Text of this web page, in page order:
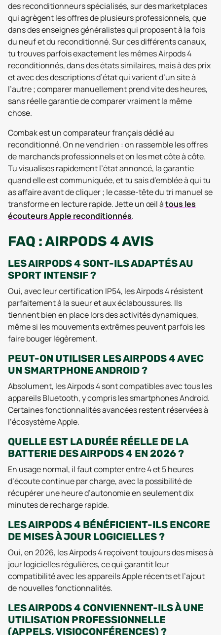
des reconditionneurs spécialisés, sur des marketplaces
qui agrègent les offres de plusieurs professionnels, que
dans des enseignes généralistes qui proposent à la fois
du neuf et du reconditionné. Sur ces différents canaux,
tu trouves parfois exactement les mêmes Airpods 4
reconditionnés, dans des états similaires, mais à des prix
et avec des descriptions d’état qui varient d’un site à
l’autre ; comparer manuellement prend vite des heures,
sans réelle garantie de comparer vraiment la même
chose.
Combak est un comparateur français dédié au
reconditionné. On ne vend rien : on rassemble les offres
de marchands professionnels et on les met côte à côte.
Tu visualises rapidement l’état annoncé, la garantie
quand elle est communiquée, et tu sais d’emblée à qui tu
as affaire avant de cliquer ; le casse-tête du tri manuel se
transforme en lecture rapide. Jette un œil àtous les
écouteurs Apple reconditionnés.
FAQ : AIRPODS 4 AVIS
LES AIRPODS 4 SONT-ILS ADAPTÉS AU
SPORT INTENSIF ?
Oui, avec leur certification IP54, les Airpods 4 résistent
parfaitement à la sueur et aux éclaboussures. Ils
tiennent bien en place lors des activités dynamiques,
même si les mouvements extrêmes peuvent parfois les
faire bouger légèrement.
PEUT-ON UTILISER LES AIRPODS 4 AVEC
UN SMARTPHONE ANDROID ?
Absolument, les Airpods 4 sont compatibles avec tous les
appareils Bluetooth, y compris les smartphones Android.
Certaines fonctionnalités avancées restent réservées à
l’écosystème Apple.
QUELLE EST LA DURÉE RÉELLE DE LA
BATTERIE DES AIRPODS 4 EN 2026 ?
En usage normal, il faut compter entre 4 et 5 heures
d’écoute continue par charge, avec la possibilité de
récupérer une heure d’autonomie en seulement dix
minutes de recharge rapide.
LES AIRPODS 4 BÉNÉFICIENT-ILS ENCORE
DE MISES À JOUR LOGICIELLES ?
Oui, en 2026, les Airpods 4 reçoivent toujours des mises à
jour logicielles régulières, ce qui garantit leur
compatibilité avec les appareils Apple récents et l’ajout
de nouvelles fonctionnalités.
LES AIRPODS 4 CONVIENNENT-ILS À UNE
UTILISATION PROFESSIONNELLE
(APPELS, VISIOCONFÉRENCES) ?